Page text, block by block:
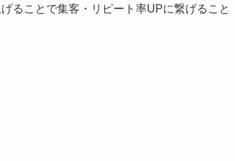
ることで集客・リピート率UPに繋げること